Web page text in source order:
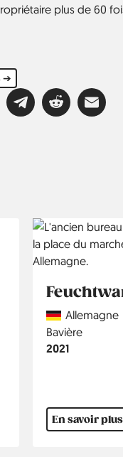
plus de 60
➔
CountryAllemagne
Région
Bavière
Année
2021
En savoir plus